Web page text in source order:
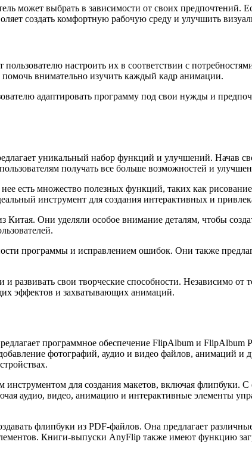
может выбрать в зависимости от своих предпочтений.
создать комфортную рабочую среду и улучшить
настроить их в соответствии с
внимательно изучить каждый кадр анимации.
адаптировать программу под свои нужды и
уникальный набор функций и улучшений. Начав
получать все больше возможностей и
есть множество полезных функций, таких как
инструмент для создания интерактивных и
Китая. Они уделяли особое внимание деталям, чтобы
программы и исправлением ошибок. Они также
свои творческие способности. Независимо от
эффектов и захватывающих анимаций.
программное обеспечение FlipAlbum и FlipAlbum
фотографий, аудио и видео файлов, анимаций
инструментом для создания макетов, включая флипбуки.
аудио, видео, анимацию и интерактивные элементы
флипбуки из PDF-файлов. Она предлагает
Книги-выпуски AnyFlip также имеют функцию